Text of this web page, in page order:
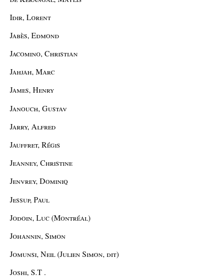
Idir, Lorent
Jabès, Edmond
Jacomino, Christian
Jahjah, Marc
James, Henry
Janouch, Gustav
Jarry, Alfred
Jauffret, Régis
Jeanney, Christine
Jenvrey, Dominiq
Jessup, Paul
Jodoin, Luc (Montréal)
Johannin, Simon
Jomunsi, Neil (Julien Simon, dit)
Joshi, S.T .